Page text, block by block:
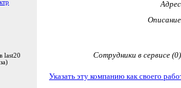
в last20
Адрес
Описание
Сотрудники в сервисе (0)
Указать эту компанию как своего